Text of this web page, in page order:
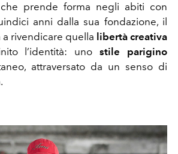
prende forma negli abiti con
anni dalla sua fondazione, il
rivendicare quella libertà creativa
l’identità: unostile parigino
attraversato da un senso di